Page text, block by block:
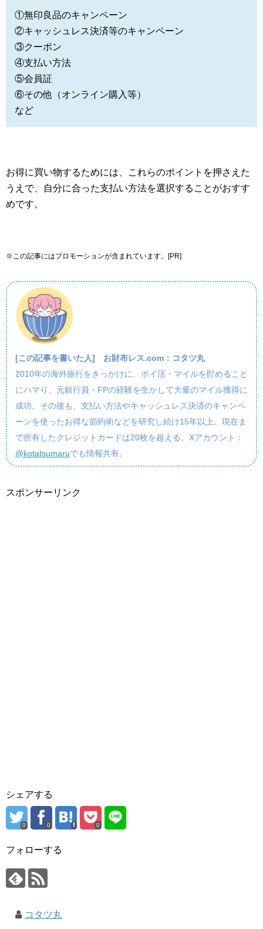
①無印良品のキャンペーン
②キャッシュレス決済等のキャンペーン
③クーポン
④支払い方法
⑤会員証
⑥その他（オンライン購入等）
など
お得に買い物するためには、これらのポイントを押さえた
うえで、自分に合った支払い方法を選択することがおすす
めです。
※この記事にはプロモーションが含まれています。[PR]
[この記事を書いた人] お財布レス.com：コタツ丸
2010年の海外旅行をきっかけに、ポイ活・マイルを貯めること
にハマり、元銀行員・FPの経験を生かして大量のマイル獲得に
成功。その後も、支払い方法やキャッシュレス決済のキャンペ
ーンを使ったお得な節約術などを研究し続け15年以上。現在ま
で所有したクレジットカードは20枚を超える。Xアカウント：
@kotatsumaruでも情報共有。
スポンサーリンク
シェアする
0 0 0
フォローする
コタツ丸